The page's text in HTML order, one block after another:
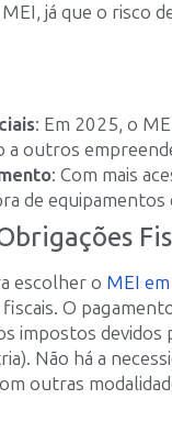
já que o risco
: Em 2025, o
a outros
: Com mais
de equipamentos
escolher o MEI
O
impostos devidos
Não há a
outras